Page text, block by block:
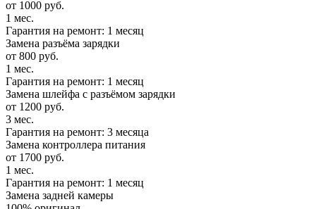
от 1000 руб.
1 мес.
Гарантия на ремонт: 1 месяц
Замена разъёма зарядки
от 800 руб.
1 мес.
Гарантия на ремонт: 1 месяц
Замена шлейфа с разъёмом зарядки
от 1200 руб.
3 мес.
Гарантия на ремонт: 3 месяца
Замена контроллера питания
от 1700 руб.
1 мес.
Гарантия на ремонт: 1 месяц
Замена задней камеры